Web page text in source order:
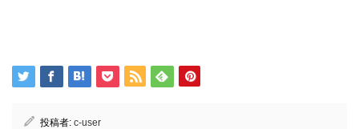
投稿者: c-user